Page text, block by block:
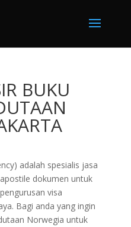
BUKU
adalah spesialis jasa
dokumen untuk
visa
Bagi anda yang ingin
Norwegia untuk